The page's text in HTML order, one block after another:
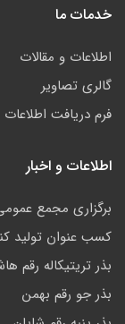
خدمات ما
اطلاعات و مقالات
گالری تصاویر
فرم دریافت اطلاعات
اطلاعات و اخبار
برگزاری مجمع عمومی
کسب عنوان تولید
بذر تریتیکاله رقم
بذر جو رقم بهمن